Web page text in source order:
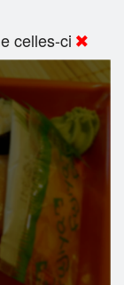
celles-ci